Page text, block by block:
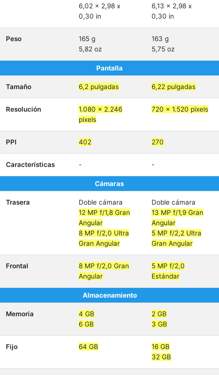
6,02 x 2,98 x
0,30 in
6,13 x 2,98 x
0,30 in
Peso
165 g
5,82 oz
163 g
5,75 oz
Pantalla
Tamaño 6,2 pulgadas 6,22 pulgadas
Resolución
1.080 x 2.246
pixels
720 x 1.520 pixels
PPI 402 270
Características - -
Cámaras
Trasera
Doble cámara
12 MP f/1,8 Gran
Angular
8 MP f/2,0 Ultra
Gran Angular
Doble cámara
13 MP f/1,9 Gran
Angular
5 MP f/2,2 Ultra
Gran Angular
Frontal
8 MP f/2,0 Gran
Angular
5 MP f/2,0
Estándar
Almacenamiento
Memoria
4 GB
6 GB
2 GB
3 GB
Fijo 64 GB
16 GB
32 GB